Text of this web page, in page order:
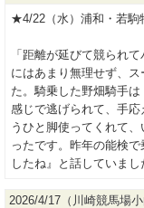
★4/22（水）浦和・若駒
「距離が延びて競られ
にはあまり無理せず、
た。騎乗した野畑騎手
感じで逃げられて、手
うひと脚使ってくれて
ったです。昨年の能検
したね』と話していまし
2026/4/17（川崎競馬場